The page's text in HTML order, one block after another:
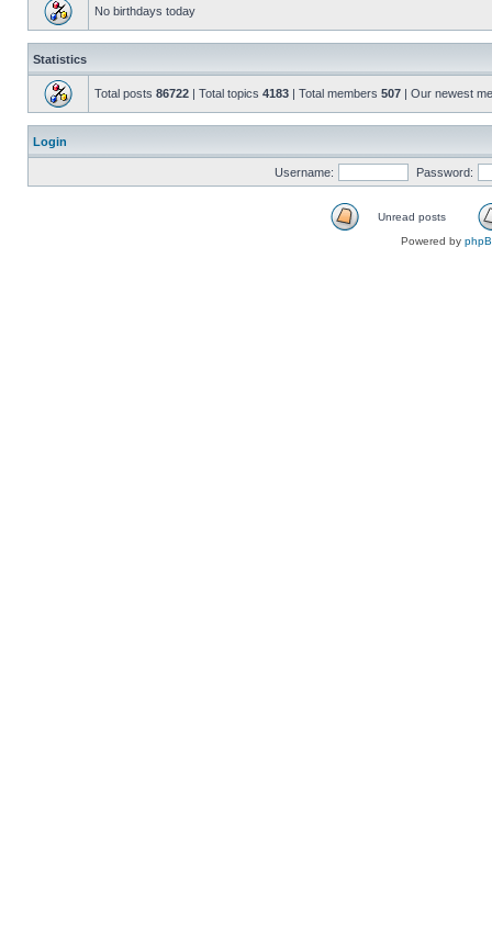
No birthdays today
Statistics
Total posts 86722 | Total topics 4183 | Total members 507 | Our newest
Login
Username: Password:
Unread posts
Powered by